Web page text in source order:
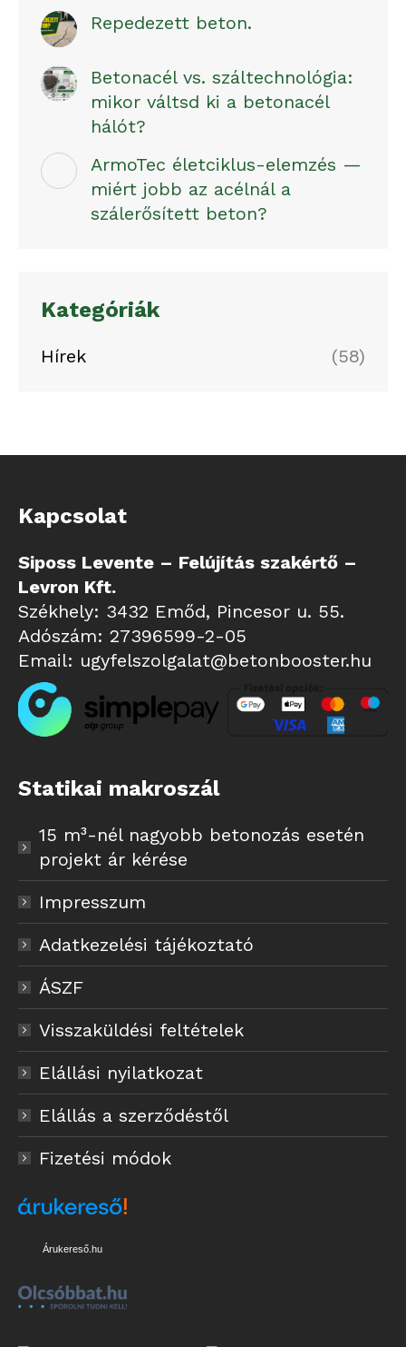
Repedezett beton.
Betonacél vs. száltechnológia:
mikor váltsd ki a betonacél
hálót?
ArmoTec életciklus-elemzés —
miért jobb az acélnál a
szálerősített beton?
Kategóriák
Hírek (58)
Kapcsolat
Siposs Levente – Felújítás szakértő –
Levron Kft.
Székhely: 3432 Emőd, Pincesor u. 55.
Adószám: 27396599-2-05
Email: ugyfelszolgalat@betonbooster.hu
Statikai makroszál
15 m³-nél nagyobb betonozás esetén
projekt ár kérése
Impresszum
Adatkezelési tájékoztató
ÁSZF
Visszaküldési feltételek
Elállási nyilatkozat
Elállás a szerződéstől
Fizetési módok
Árukereső.hu